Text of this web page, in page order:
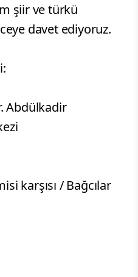
şiir ve türkü
davet ediyoruz.
Abdülkadir
karşısı / Bağcılar